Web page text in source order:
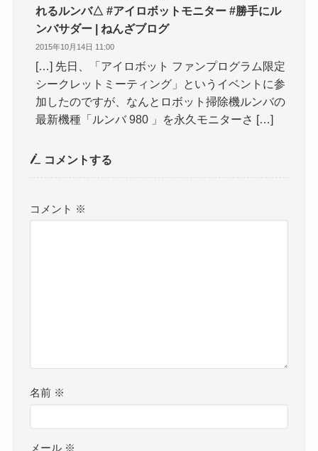
れるルンバ△ #アイロボットモニター #勝手にル
ンバサダー | ねんざブログ
2015年10月14日 11:00
[…] 先日、「アイロボット ファンプログラム限定
シークレットミーティング」というイベントに参
加したのですが、なんとロボット掃除機ルンバの
最新機種「ルンバ 980 」を永久モニターさ […]
コメントする
コメント ※
名前 ※
メール ※